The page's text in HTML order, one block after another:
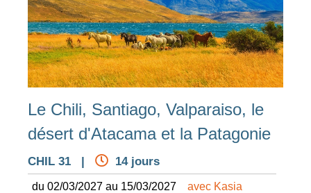
Le Chili, Santiago, Valparaiso, le
désert d'Atacama et la Patagonie
CHIL 31 | 14 jours
du 02/03/2027 au 15/03/2027
avec Kasia